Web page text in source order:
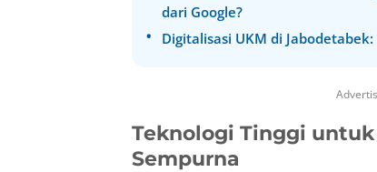
dari Google?
Digitalisasi UKM di
Teknologi Tinggi
Sempurna